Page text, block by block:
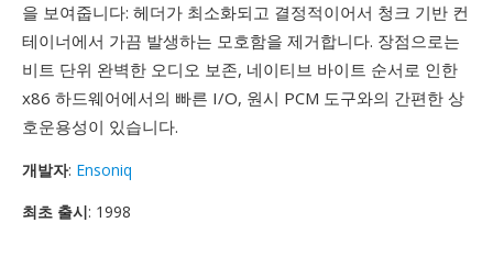
을 보여줍니다: 헤더가 최소화되고 결정적이어서 청크 기반 컨
테이너에서 가끔 발생하는 모호함을 제거합니다. 장점으로는
비트 단위 완벽한 오디오 보존, 네이티브 바이트 순서로 인한
x86 하드웨어에서의 빠른 I/O, 원시 PCM 도구와의 간편한 상
호운용성이 있습니다.
개발자: Ensoniq
최초 출시: 1998